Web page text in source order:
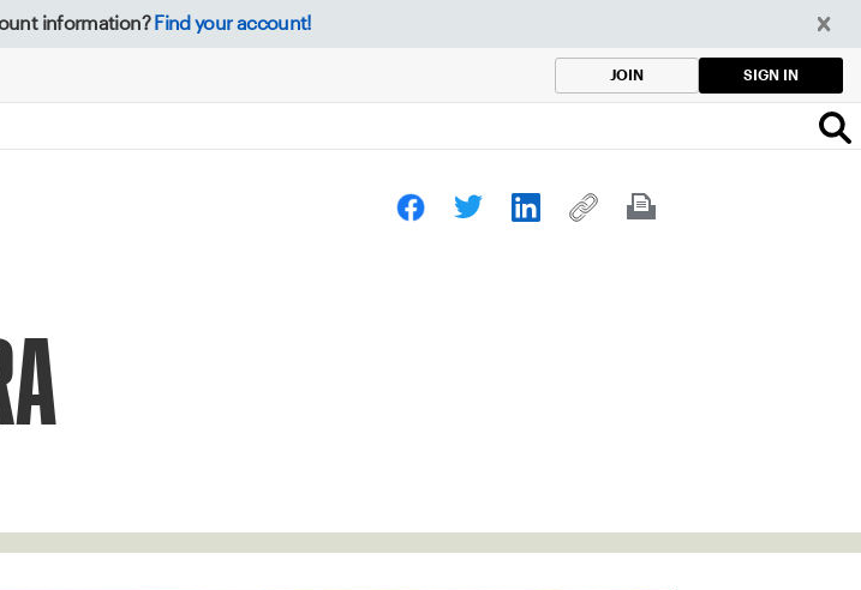
information? Find your account!
JOIN SIGN IN